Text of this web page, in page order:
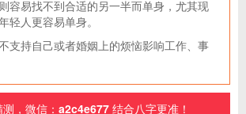
容易找不到合适的另一半而单身，尤其现
轻人更容易单身。
支持自己或者婚姻上的烦恼影响工作、事
，微信： a2c4e677 结合八字更准！